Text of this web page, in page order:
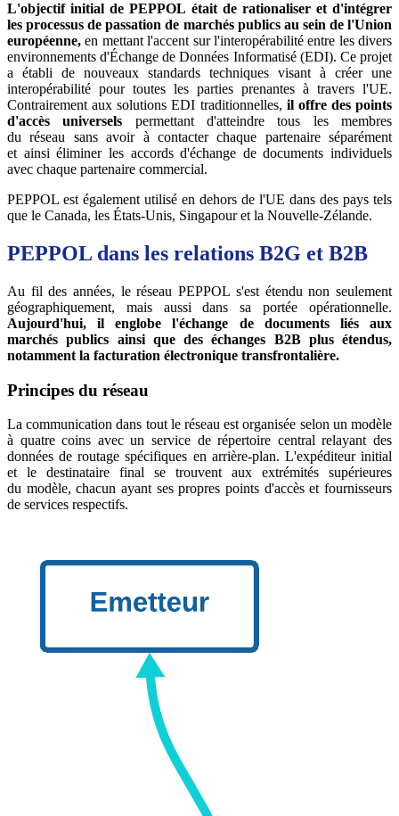
L'objectif initial de PEPPOL était de rationaliser et d'intégrer
les processus de passation de marchés publics au sein de l'Union
européenne, en mettant l'accent sur l'interopérabilité entre les divers
environnements d'Échange de Données Informatisé (EDI). Ce projet
a établi de nouveaux standards techniques visant à créer une
interopérabilité pour toutes les parties prenantes à travers l'UE.
Contrairement aux solutions EDI traditionnelles, il offre des points
d'accès universels permettant d'atteindre tous les membres
du réseau sans avoir à contacter chaque partenaire séparément
et ainsi éliminer les accords d'échange de documents individuels
avec chaque partenaire commercial.
PEPPOL est également utilisé en dehors de l'UE dans des pays tels
que le Canada, les États-Unis, Singapour et la Nouvelle-Zélande.
PEPPOL dans les relations B2G et B2B
Au fil des années, le réseau PEPPOL s'est étendu non seulement
géographiquement, mais aussi dans sa portée opérationnelle.
Aujourd'hui, il englobe l'échange de documents liés aux
marchés publics ainsi que des échanges B2B plus étendus,
notamment la facturation électronique transfrontalière.
Principes du réseau
La communication dans tout le réseau est organisée selon un modèle
à quatre coins avec un service de répertoire central relayant des
données de routage spécifiques en arrière-plan. L'expéditeur initial
et le destinataire final se trouvent aux extrémités supérieures
du modèle, chacun ayant ses propres points d'accès et fournisseurs
de services respectifs.